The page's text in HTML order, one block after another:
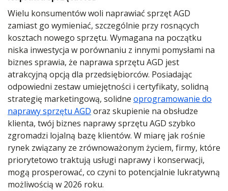
Wielu konsumentów woli naprawiać sprzęt AGD
zamiast go wymieniać, szczególnie przy rosnących
kosztach nowego sprzętu. Wymagana na początku
niska inwestycja w porównaniu z innymi pomysłami na
biznes sprawia, że naprawa sprzętu AGD jest
atrakcyjną opcją dla przedsiębiorców. Posiadając
odpowiedni zestaw umiejętności i certyfikaty, solidną
strategię marketingową, solidne oprogramowanie do
naprawy sprzętu AGD oraz skupienie na obsłudze
klienta, twój biznes naprawy sprzętu AGD szybko
zgromadzi lojalną bazę klientów. W miarę jak rośnie
rynek związany ze zrównoważonym życiem, firmy, które
priorytetowo traktują usługi naprawy i konserwacji,
mogą prosperować, co czyni to potencjalnie lukratywną
możliwością w 2026 roku.